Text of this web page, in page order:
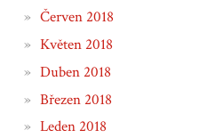
Červen 2018
Květen 2018
Duben 2018
Březen 2018
Leden 2018